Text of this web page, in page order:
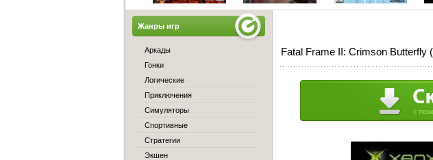
Fatal Frame II: Crimson Butterfly
Жанры игр
Аркады
Гонки
Логические
Приключения
Симуляторы
Спортивные
Стратегии
Экшен